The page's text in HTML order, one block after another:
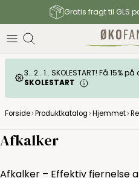
Gratis fragt til GLS
3.. 2.. 1.. SKOLESTART! Få
SKOLESTART
Forside Produktkatalog Hjemmet
Afkalker
Afkalker – Effektiv fjernelse